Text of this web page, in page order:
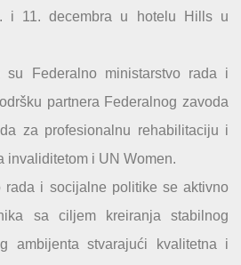
i 11. decembra u hotelu Hills u
su Federalno ministarstvo rada i
partnera Federalnog zavoda
za profesionalnu rehabilitaciju i
invaliditetom i UN Women.
rada i socijalne politike se aktivno
sa ciljem kreiranja stabilnog
ambijenta stvarajući kvalitetna i